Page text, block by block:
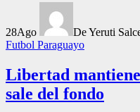
28Ago De Yeruti
Futbol Paraguayo
Libertad
sale del fondo